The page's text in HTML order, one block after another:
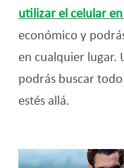
utilizar el celular
económico y
en cualquier lugar.
podrás buscar
estés allá.